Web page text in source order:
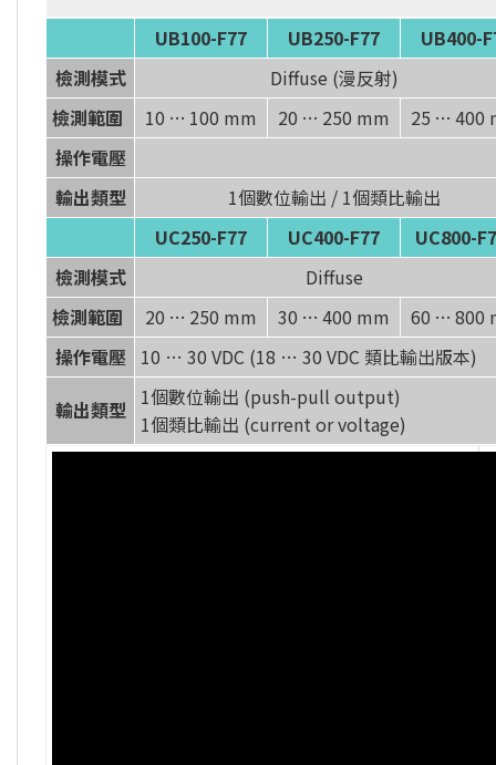
UB100-F77
UB250-F77
UB400-
檢測模式
Diffuse (漫反射)
檢測範圍
10 … 100 mm 20 … 250 mm
25 … 400
操作電壓
輸出類型
1個數位輸出 / 1個類比輸出
UC250-F77
UC400-F77
UC800-
檢測模式
Diffuse
檢測範圍
20 … 250 mm 30 … 400 mm
60 … 800
操作電壓
10 … 30 VDC (18 … 30 VDC 類比輸出版本)
輸出類型
1個數位輸出 (push-pull output)
1個類比輸出 (current or voltage)